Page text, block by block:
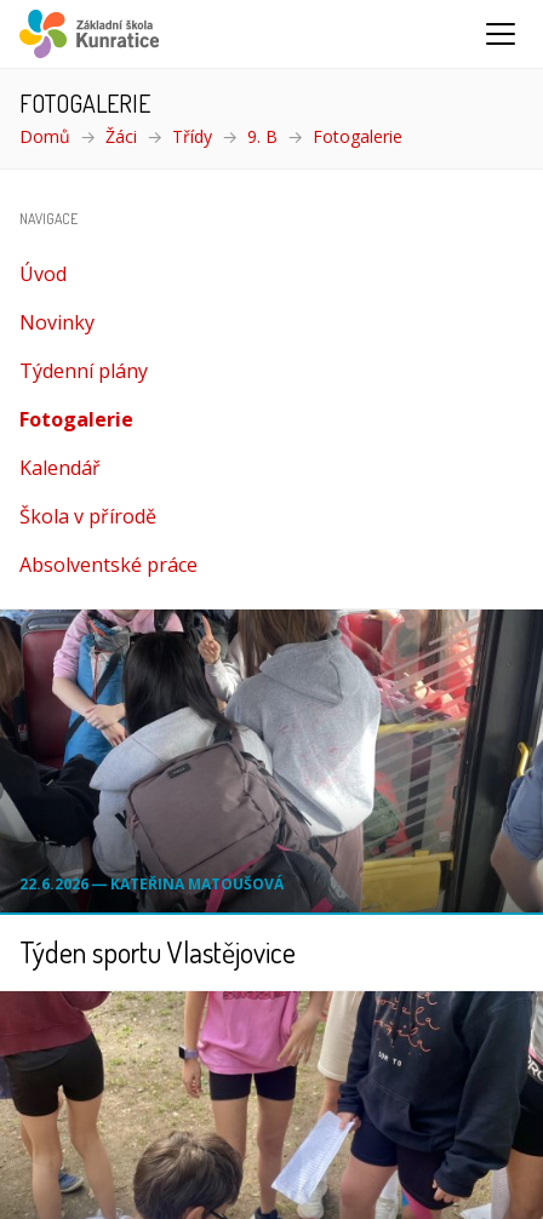
FOTOGALERIE
Domů Žáci Třídy 9. B Fotogalerie
NAVIGACE
Úvod
Novinky
Týdenní plány
Fotogalerie
Kalendář
Škola v přírodě
Absolventské práce
22.6.2026 ― KATEŘINA MATOUŠOVÁ
Týden sportu Vlastějovice